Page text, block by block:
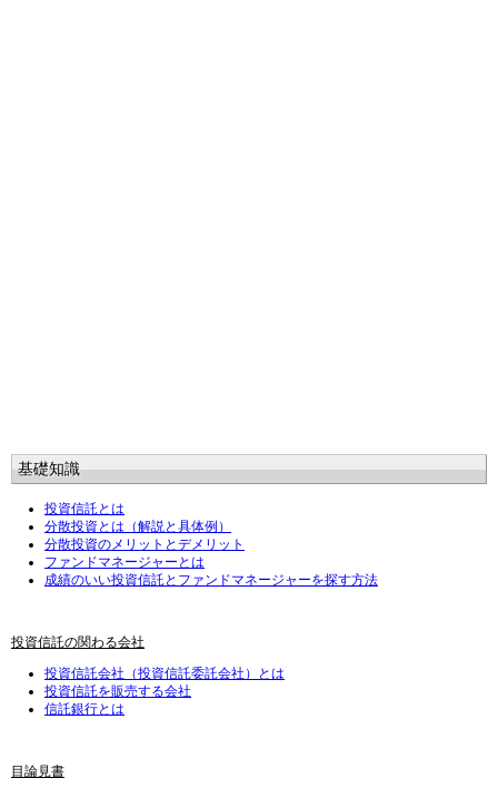
基礎知識
投資信託とは
分散投資とは（解説と具体例）
分散投資のメリットとデメリット
ファンドマネージャーとは
成績のいい投資信託とファンドマネージャーを探す方法
投資信託の関わる会社
投資信託会社（投資信託委託会社）とは
投資信託を販売する会社
信託銀行とは
目論見書